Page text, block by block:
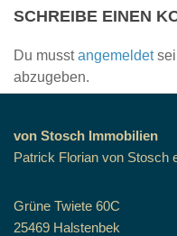
SCHREIBE EINEN
Du musstangemeldet
abzugeben.
von Stosch Immobilien
Patrick Florian von Stosch
Grüne Twiete 60C
25469 Halstenbek